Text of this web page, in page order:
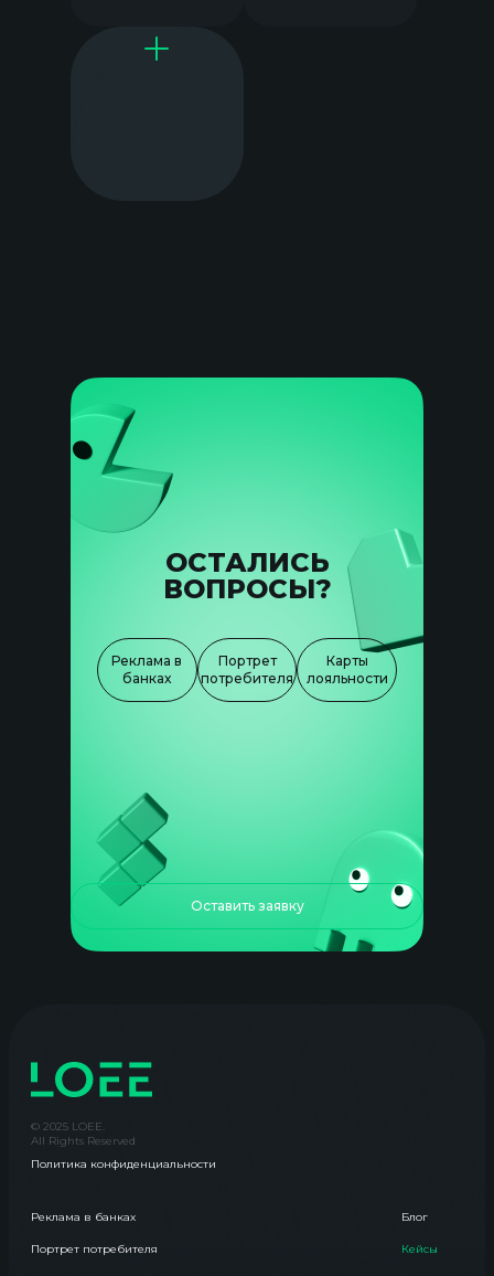
ОСТАЛИСЬ
ВОПРОСЫ?
Реклама в
банках
Портрет
потребителя
Карты
лояльности
Оставить заявку
© 2025 LOEE.
All Rights Reserved
Политика конфиденциальности
Блог
Кейсы
Реклама в банках
Портрет потребителя